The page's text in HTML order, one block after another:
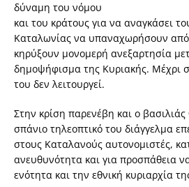
δύναμη του νόμου
και του κράτους για να αναγκάσει
Καταλωνίας να υπαναχωρήσουν από
κηρύξουν μονομερή ανεξαρτησία
δημοψήφισμα της Κυριακής. Μέχρι
του δεν λειτουργεί.
Στην κρίση παρενέβη και ο
σπάνιο τηλεοπτικό του διάγγελμα
στους Καταλανούς αυτονομιστές,
ανευθυνότητα και για προσπάθεια
ενότητα και την εθνική κυριαρχία